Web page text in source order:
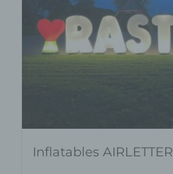
Inflatables AIRLETTER